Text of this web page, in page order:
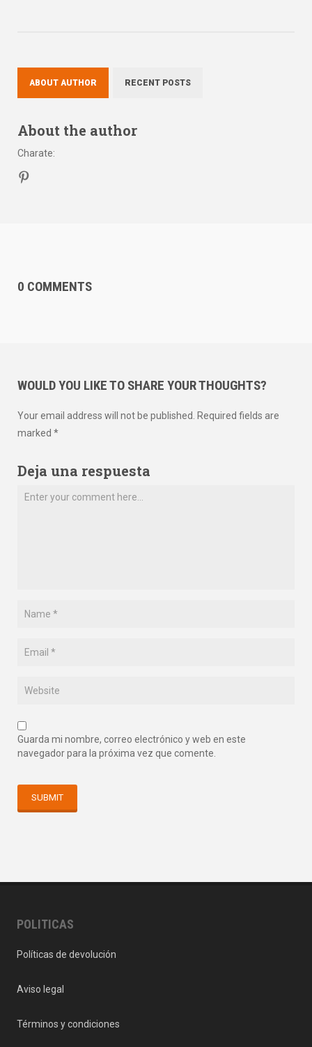
ABOUT AUTHOR RECENT POSTS
About the author
Charate:
0 COMMENTS
WOULD YOU LIKE TO SHARE YOUR THOUGHTS?
Your email address will not be published. Required fields are
marked *
Deja una respuesta
Guarda mi nombre, correo electrónico y web en este
navegador para la próxima vez que comente.
POLITICAS
Políticas de devolución
Aviso legal
Términos y condiciones